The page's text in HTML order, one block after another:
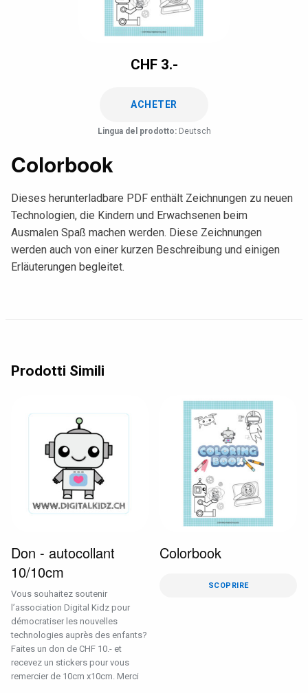
CHF 3.-
ACHETER
Lingua del prodotto:Deutsch
Colorbook
Dieses herunterladbare PDF enthält Zeichnungen zu neuen
Technologien, die Kindern und Erwachsenen beim
Ausmalen Spaß machen werden. Diese Zeichnungen
werden auch von einer kurzen Beschreibung und einigen
Erläuterungen begleitet.
Prodotti Simili
Don - autocollant
10/10cm
Vous souhaitez soutenir
l’association Digital Kidz pour
démocratiser les nouvelles
technologies auprès des enfants?
Faites un don de CHF 10.- et
recevez un stickers pour vous
remercier de 10cm x10cm. Merci
Colorbook
SCOPRIRE